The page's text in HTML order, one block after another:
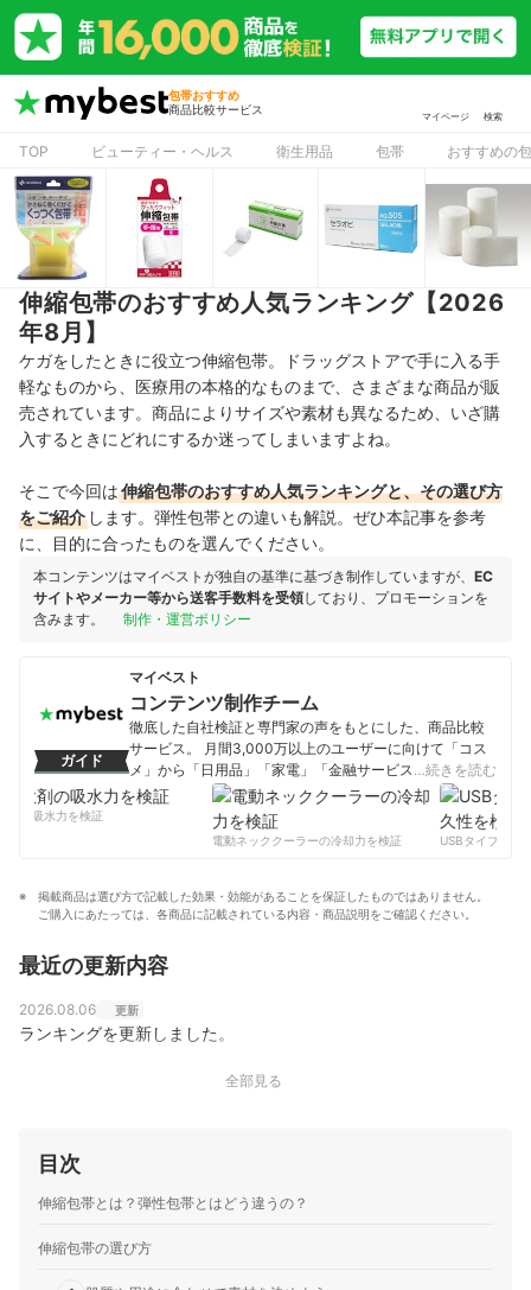
包帯おすすめ
商品比較サービス
マイページ 検索
TOP ビューティー・ヘルス 衛生用品 包帯 おすすめの
伸縮包帯のおすすめ人気ランキング【2026
年8月】
ケガをしたときに役立つ伸縮包帯。ドラッグストアで手に入る手
軽なものから、医療用の本格的なものまで、さまざまな商品が販
売されています。商品によりサイズや素材も異なるため、いざ購
入するときにどれにするか迷ってしまいますよね。
そこで今回は伸縮包帯のおすすめ人気ランキングと、その選び方
をご紹介 します。弾性包帯との違いも解説。ぜひ本記事を参考
に、目的に合ったものを選んでください。
本コンテンツはマイベストが独自の基準に基づき制作していますが、 EC
サイトやメーカー等から送客手数料を受領しており、プロモーションを
含みます。
制作・運営ポリシー
ガイド
マイベスト
コンテンツ制作チーム
徹底した自社検証と専門家の声をもとにした、商品比較
サービス。 月間3,000万以上のユーザーに向けて「コス
メ」から「日用品」「家電」「金融サービス」まで、ベ
ストな商品を選んでもらうために、毎日コンテンツを制
コンテンツ制作チームのプロフィール
…続きを読む
の吸水力を検証
電動ネッククーラーの冷却力を検証
USBタイプCケー
掲載商品は選び方で記載した効果・効能があることを保証したものではありません。
ご購入にあたっては、各商品に記載されている内容・商品説明をご確認ください。
最近の更新内容
2026.08.06 更新
ランキングを更新しました。
全部見る
目次
伸縮包帯とは？弾性包帯とはどう違うの？
伸縮包帯の選び方